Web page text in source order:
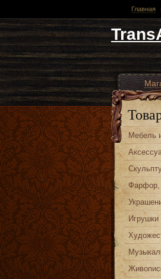
Главная
Другие
Мебель
Фарфор,
Игрушки